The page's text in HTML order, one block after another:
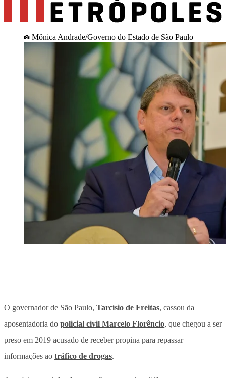
Mônica Andrade/Governo do Estado de São Paulo
O governador de São Paulo, Tarcísio de Freitas, cassou da
aposentadoria do policial civil Marcelo Florêncio, que chegou a ser
preso em 2019 acusado de receber propina para repassar
informações ao tráfico de drogas.